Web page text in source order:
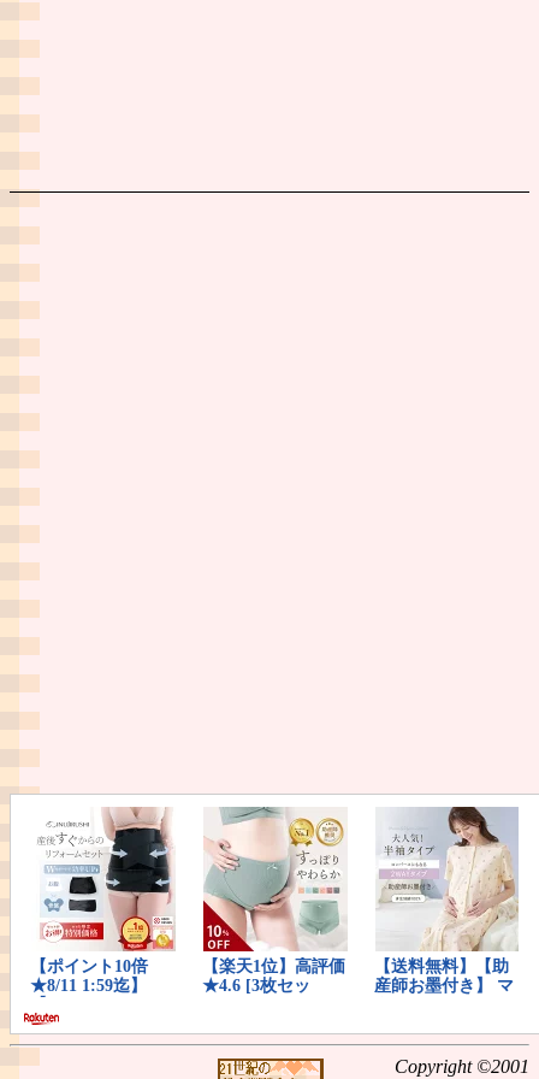
Copyright ©2001